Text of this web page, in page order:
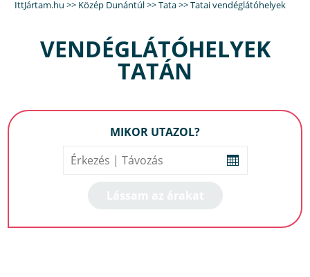
IttJártam.hu >> Közép Dunántúl>>Tata>>Tatai vendéglátóhelyek
VENDÉGLÁTÓHELYEK
TATÁN
MIKOR UTAZOL?